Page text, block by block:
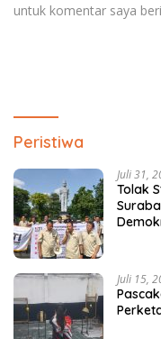
untuk komentar saya
Peristiwa
Juli 31,
Tolak
Juli 15,